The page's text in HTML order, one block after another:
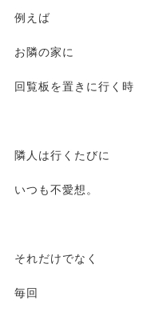
例えば
お隣の家に
回覧板を置きに行く時
隣人は行くたびに
いつも不愛想。
それだけでなく
毎回